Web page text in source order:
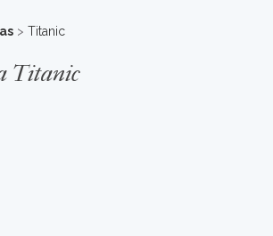
> Titanic
Titanic